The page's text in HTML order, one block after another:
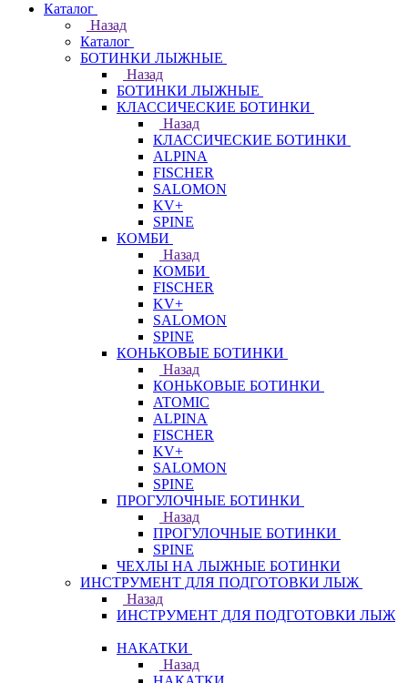
Каталог
Назад
Каталог
БОТИНКИ ЛЫЖНЫЕ
Назад
БОТИНКИ ЛЫЖНЫЕ
КЛАССИЧЕСКИЕ БОТИНКИ
Назад
КЛАССИЧЕСКИЕ БОТИНКИ
ALPINA
FISCHER
SALOMON
KV+
SPINE
КОМБИ
Назад
КОМБИ
FISCHER
KV+
SALOMON
SPINE
КОНЬКОВЫЕ БОТИНКИ
Назад
КОНЬКОВЫЕ БОТИНКИ
ATOMIC
ALPINA
FISCHER
KV+
SALOMON
SPINE
ПРОГУЛОЧНЫЕ БОТИНКИ
Назад
ПРОГУЛОЧНЫЕ БОТИНКИ
SPINE
ЧЕХЛЫ НА ЛЫЖНЫЕ БОТИНКИ
ИНСТРУМЕНТ ДЛЯ ПОДГОТОВКИ ЛЫЖ
Назад
ИНСТРУМЕНТ ДЛЯ ПОДГОТОВКИ ЛЫЖ
НАКАТКИ
Назад